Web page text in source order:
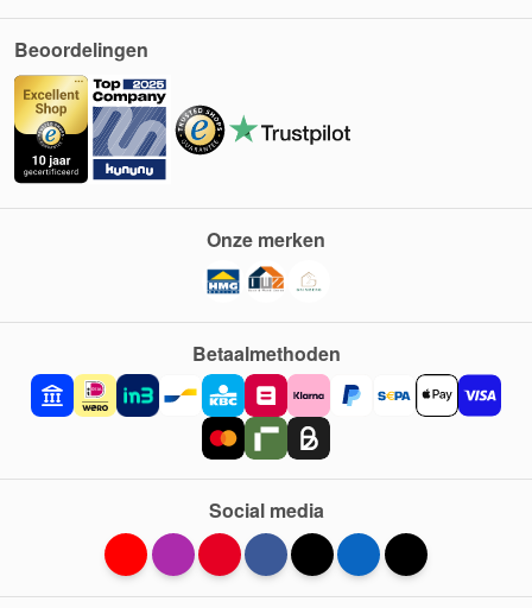
Beoordelingen
Betaalmethoden
Onze merken
Social media